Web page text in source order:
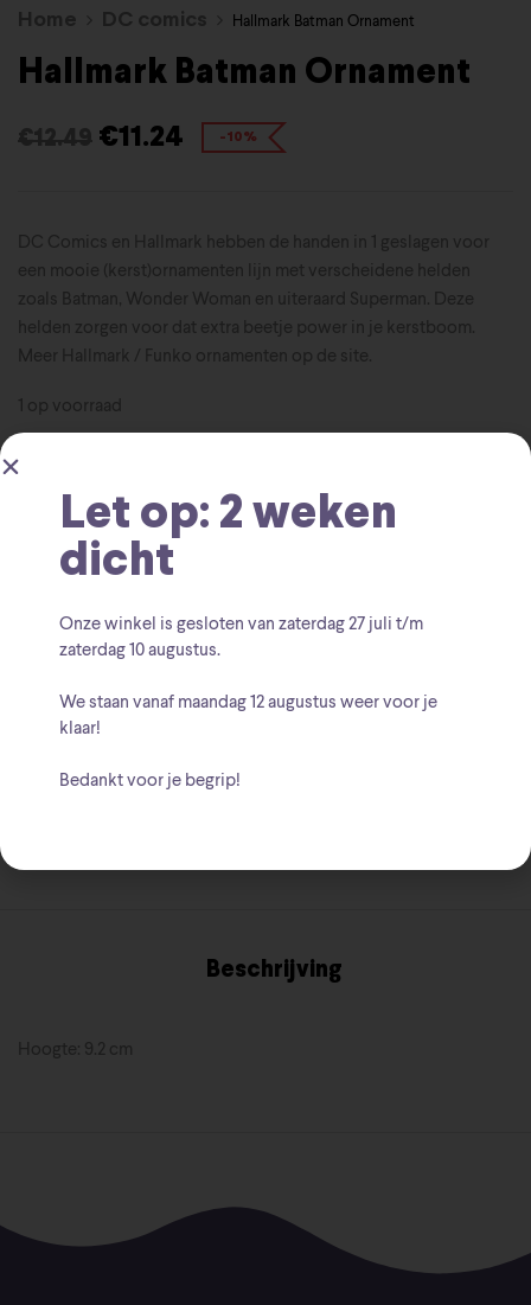
Home DC comics Hallmark Batman Ornament
Hallmark Batman Ornament
€12.49 €11.24 -10%
DC Comics en Hallmark hebben de handen in 1 geslagen voor
een mooie (kerst)ornamenten lijn met verscheidene helden
zoals Batman, Wonder Woman en uiteraard Superman. Deze
helden zorgen voor dat extra beetje power in je kerstboom.
Meer Hallmark / Funko ornamenten op de site.
1 op voorraad
Categorieën: DC Comics Hallmark Ornaments
Batman
Merk:DC Comics,Hallmark
Beschrijving
Hoogte: 9.2 cm
Let op: 2 weken
dicht
Onze winkel is gesloten van zaterdag27 juli t/m
zaterdag 10 augustus.
We staan vanaf maandag 12 augustus weer voor je
klaar!
Bedankt voor je begrip!